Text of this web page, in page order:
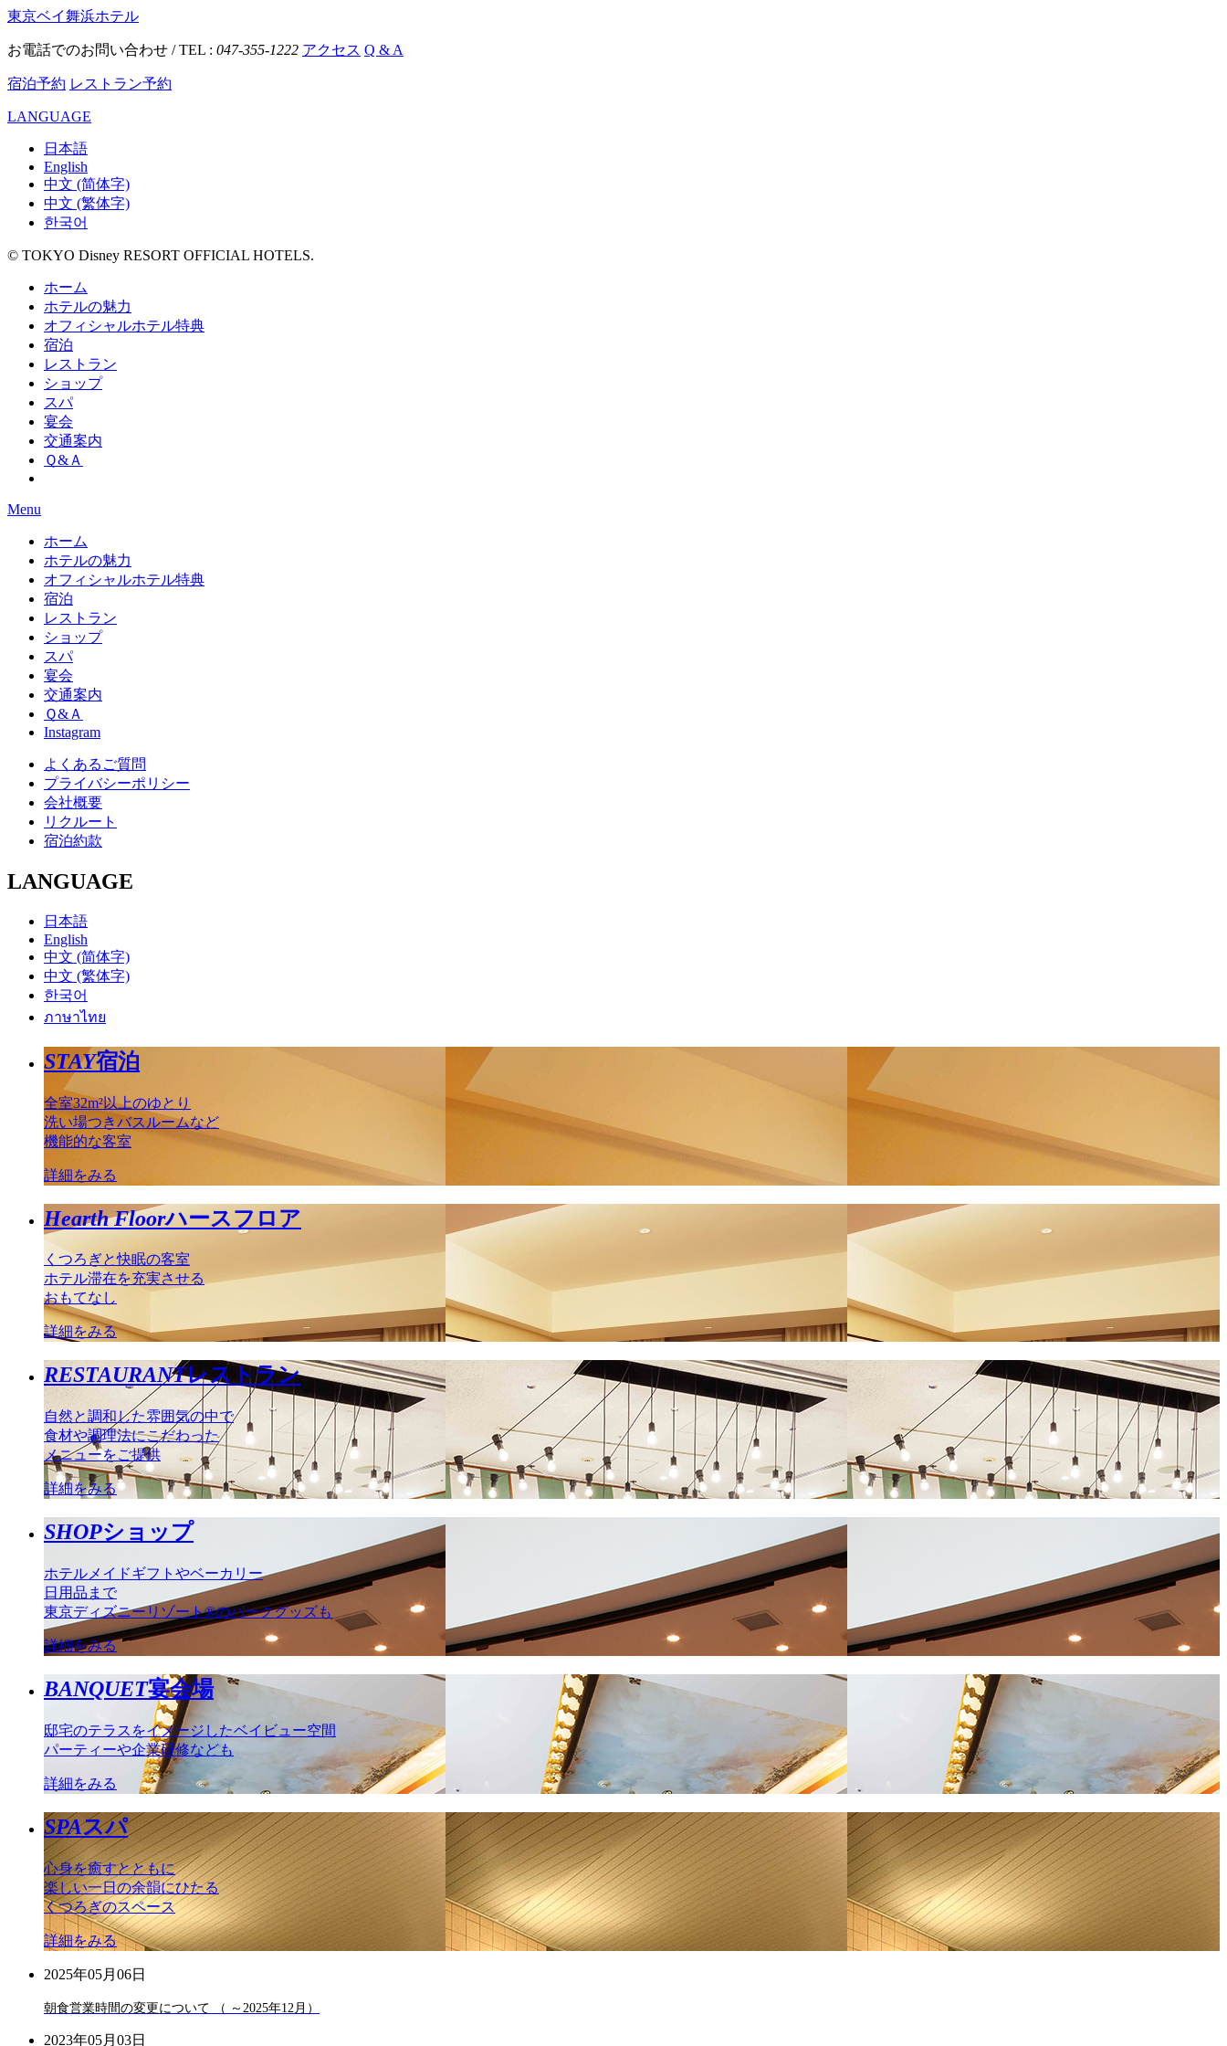
東京ベイ舞浜ホテル
お電話でのお問い合わせ / TEL : 047-355-1222 アクセス Q & A
宿泊予約 レストラン予約
LANGUAGE
日本語
English
中文 (简体字)
中文 (繁体字)
한국어
© TOKYO Disney RESORT OFFICIAL HOTELS.
ホーム
ホテルの魅力
オフィシャルホテル特典
宿泊
レストラン
ショップ
スパ
宴会
交通案内
Ｑ&Ａ
Menu
ホーム
ホテルの魅力
オフィシャルホテル特典
宿泊
レストラン
ショップ
スパ
宴会
交通案内
Ｑ&Ａ
Instagram
よくあるご質問
プライバシーポリシー
会社概要
リクルート
宿泊約款
LANGUAGE
日本語
English
中文 (简体字)
中文 (繁体字)
한국어
ภาษาไทย
STAY宿泊
全室32m²以上のゆとり
洗い場つきバスルームなど
機能的な客室
詳細をみる
Hearth Floorハースフロア
くつろぎと快眠の客室
ホテル滞在を充実させる
おもてなし
詳細をみる
RESTAURANTレストラン
自然と調和した雰囲気の中で
食材や調理法にこだわった
メニューをご提供
詳細をみる
SHOPショップ
ホテルメイドギフトやベーカリー
日用品まで
東京ディズニーリゾート®のパークグッズも
詳細をみる
BANQUET宴会場
邸宅のテラスをイメージしたベイビュー空間
パーティーや企業研修なども
詳細をみる
SPAスパ
心身を癒すとともに
楽しい一日の余韻にひたる
くつろぎのスペース
詳細をみる
2025年05月06日
朝食営業時間の変更について （ ～2025年12月）
2023年05月03日